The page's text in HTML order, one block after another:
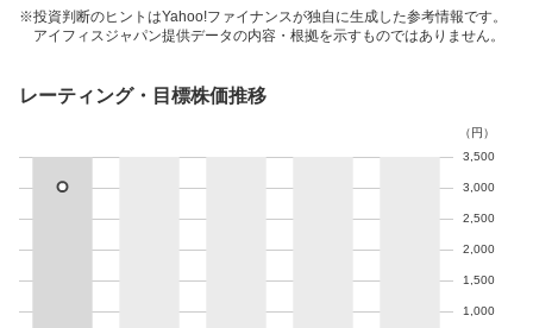
投資判断のヒントはYahoo!ファイナンスが独自に生成した参考情報です。
アイフィスジャパン提供データの内容・根拠を示すものではありません。
レーティング・目標株価推移